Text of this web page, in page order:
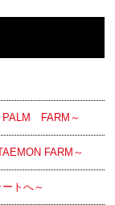
PALM FARM～
FARM～
トへ～